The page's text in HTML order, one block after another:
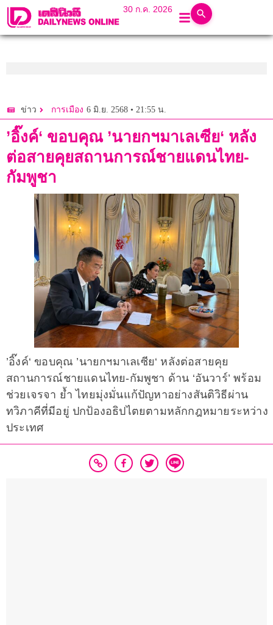
30 ก.ค. 2026
ข่าว การเมือง 6 มิ.ย. 2568 • 21:55 น.
’อิ๊งค์‘ ขอบคุณ ’นายกฯมาเลเซีย‘ หลัง
ต่อสายคุยสถานการณ์ชายแดนไทย-
กัมพูชา
’อิ๊งค์‘ ขอบคุณ ’นายกฯมาเลเซีย‘ หลังต่อสายคุย
สถานการณ์ชายแดนไทย-กัมพูชา ด้าน ‘อันวาร์’ พร้อม
ช่วยเจรจา ย้ำ ไทยมุ่งมั่นแก้ปัญหาอย่างสันติวิธีผ่าน
ทวิภาคีที่มีอยู่ ปกป้องอธิปไตยตามหลักกฎหมายระหว่าง
ประเทศ